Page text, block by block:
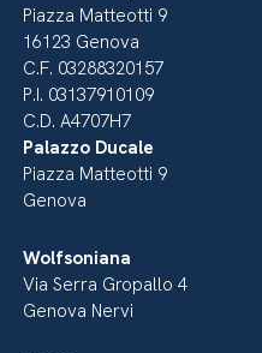
Piazza Matteotti 9
16123 Genova
C.F. 03288320157
P.I. 03137910109
C.D. A4707H7
Palazzo Ducale
Piazza Matteotti 9
Genova
Wolfsoniana
Via Serra Gropallo 4
Genova Nervi